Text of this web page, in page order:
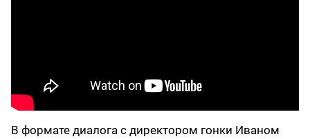
В формате диалога с директором гонки Иваном